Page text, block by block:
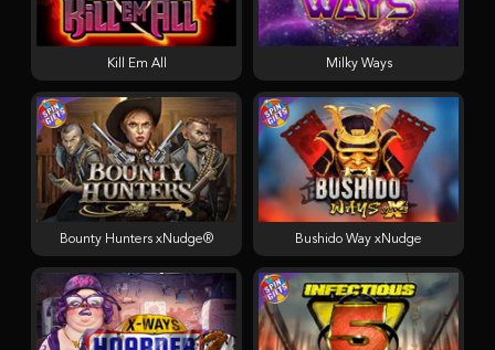
Kill Em All
Bounty Hunters xNudge®
Milky Ways
Bushido Way xNudge